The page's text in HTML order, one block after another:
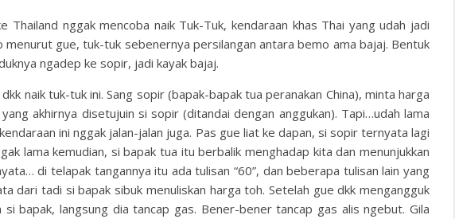
Thailand nggak mencoba naik Tuk-Tuk, kendaraan khas Thai yang udah jadi
menurut gue, tuk-tuk sebenernya persilangan antara bemo ama bajaj. Bentuk
ngadep ke sopir, jadi kayak bajaj.
naik tuk-tuk ini. Sang sopir (bapak-bapak tua peranakan China), minta harga
akhirnya disetujuin si sopir (ditandai dengan anggukan). Tapi…udah lama
ini nggak jalan-jalan juga. Pas gue liat ke dapan, si sopir ternyata lagi
lama kemudian, si bapak tua itu berbalik menghadap kita dan menunjukkan
di telapak tangannya itu ada tulisan “60”, dan beberapa tulisan lain yang
dari tadi si bapak sibuk menuliskan harga toh. Setelah gue dkk mengangguk
bapak, langsung dia tancap gas. Bener-bener tancap gas alis ngebut. Gila